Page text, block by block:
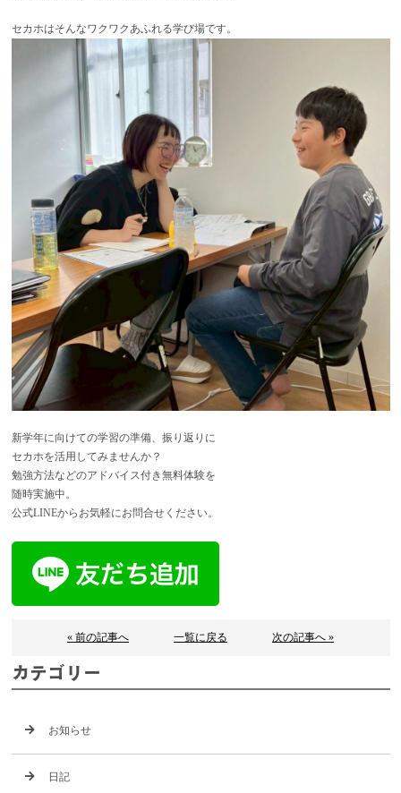
セカホはそんなワクワクあふれる学び場です。
新学年に向けての学習の準備、振り返りに
セカホを活用してみませんか？
勉強方法などのアドバイス付き無料体験を
随時実施中。
公式LINEからお気軽にお問合せください。
« 前の記事へ 一覧に戻る 次の記事へ »
カテゴリー
お知らせ
日記